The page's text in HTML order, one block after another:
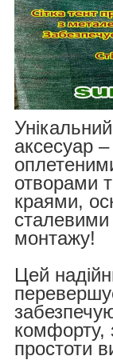
аксесуар –
отворами
краями,
монтажу!
Цей
комфорту,
простоти